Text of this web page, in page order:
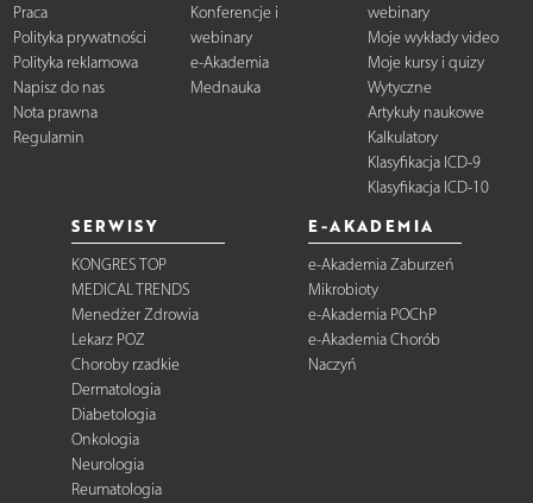
Praca
Polityka prywatności
Polityka reklamowa
Napisz do nas
Nota prawna
Regulamin
Konferencje i
webinary
e-Akademia
Mednauka
webinary
Moje wykłady video
Moje kursy i quizy
Wytyczne
Artykuły naukowe
Kalkulatory
Klasyfikacja ICD-9
Klasyfikacja ICD-10
SERWISY
KONGRES TOP
MEDICAL TRENDS
Menedżer Zdrowia
Lekarz POZ
Choroby rzadkie
Dermatologia
Diabetologia
Onkologia
Neurologia
Reumatologia
E-AKADEMIA
e-Akademia Zaburzeń
Mikrobioty
e-Akademia POChP
e-Akademia Chorób
Naczyń